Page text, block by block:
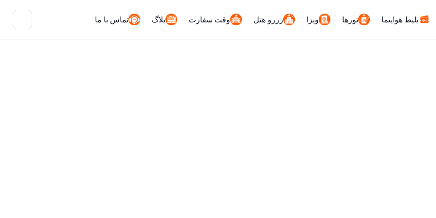
بلیط هواپیما تورها ویزا رزرو هتل وقت سفارت بلاگ تماس با ما